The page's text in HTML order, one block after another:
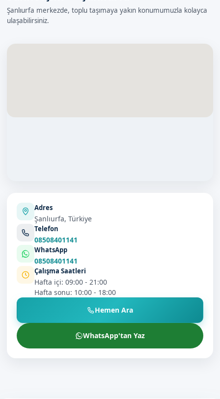
Şanlıurfa merkezde, toplu taşımaya yakın konumumuzla kolayca
ulaşabilirsiniz.
Adres
Şanlıurfa, Türkiye
Telefon
08508401141
WhatsApp
08508401141
Çalışma Saatleri
Hafta içi: 09:00 - 21:00
Hafta sonu: 10:00 - 18:00
Hemen Ara
WhatsApp'tan Yaz